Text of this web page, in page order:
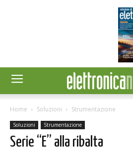
Home Soluzioni Strumentazione
Soluzioni Strumentazione
Serie “E” alla ribalta